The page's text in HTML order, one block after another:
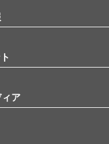
ル(環境・食品)
ンノート
ド
ア